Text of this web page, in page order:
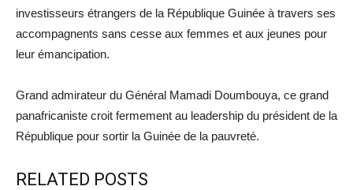
investisseurs étrangers de la République Guinée à travers ses
accompagnents sans cesse aux femmes et aux jeunes pour
leur émancipation.
Grand admirateur du Général Mamadi Doumbouya, ce grand
panafricaniste croit fermement au leadership du président de la
République pour sortir la Guinée de la pauvreté.
RELATED POSTS